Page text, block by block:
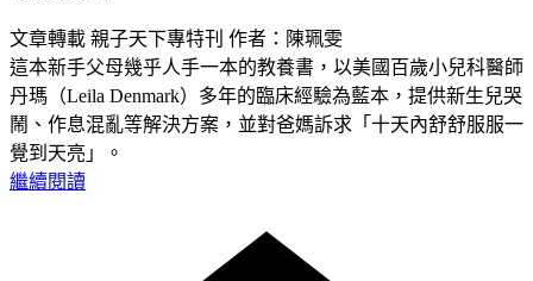
文章轉載 親子天下專特刊 作者：陳珮雯
這本新手父母幾乎人手一本的教養書，以美國百歲小兒科醫師
丹瑪（Leila Denmark）多年的臨床經驗為藍本，提供新生兒哭
鬧、作息混亂等解決方案，並對爸媽訴求「十天內舒舒服服一
覺到天亮」。
繼續閱讀